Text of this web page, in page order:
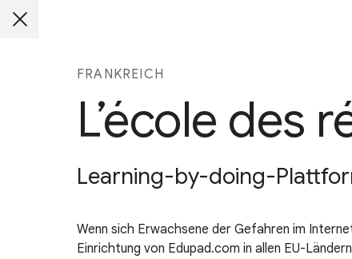
FRANKREICH
L’école des
Learning-by-doing-
Wenn sich Erwachsene der Gefahren im
Einrichtung von Edupad.com in allen EU-